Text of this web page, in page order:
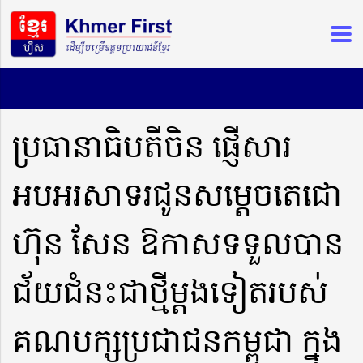
ប្រធានាធិបតីចិន ផ្ញើសារ
អបអរសាទរជូនសម្តេចតេជោ​
ហ៊ុន សែន ឱកាសទទួលបាន
ជ័យជំនះជាថ្មីម្តងទៀតរបស់
គណបក្សប្រជាជនកម្ពុជា ក្នុង